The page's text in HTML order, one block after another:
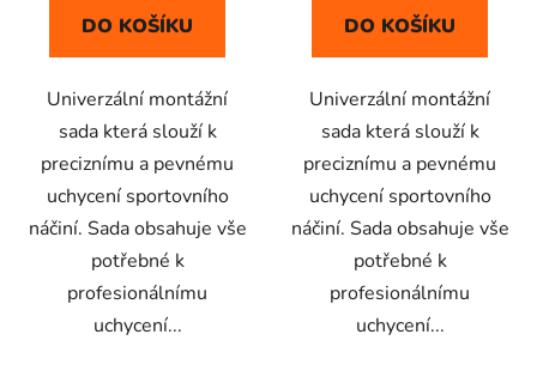
z
DO KOŠÍKU
Univerzální montážní
sada která slouží k
preciznímu a pevnému
uchycení sportovního
náčiní. Sada obsahuje vše
potřebné k
profesionálnímu
uchycení...
z
DO KOŠÍKU
Univerzální montážní
sada která slouží k
preciznímu a pevnému
uchycení sportovního
náčiní. Sada obsahuje vše
potřebné k
profesionálnímu
uchycení...